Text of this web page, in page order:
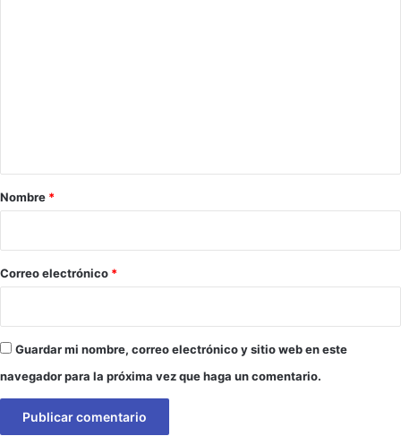
r
*
Nombre *
Correo electrónico *
Guardar mi nombre, correo electrónico y sitio web en este
navegador para la próxima vez que haga un comentario.